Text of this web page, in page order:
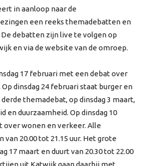
in aanloop naar de
een reeks themadebatten en
debatten zijn live te volgen op
en via de website van de omroep.
17 februari met een debat over
dinsdag 24 februari staat burger en
themadebat, op dinsdag 3 maart,
en duurzaamheid. Op dinsdag 10
over wonen en verkeer. Alle
20.00 tot 21.15 uur. Het grote
17 maart en duurt van 20.30 tot 22.00
uit Katwijk gaan daarbij met